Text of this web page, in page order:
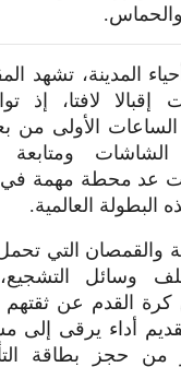
والحماس.
المدينة، تشهد
إقبالا لافتا، إذ
الأولى من
الشاشات ومتابعة
ت عد محطة مهمة
البطولة العالمية.
والقمصان التي
وسائل
كرة القدم عن
أداء يرقى إلى
من حجز بطاقة